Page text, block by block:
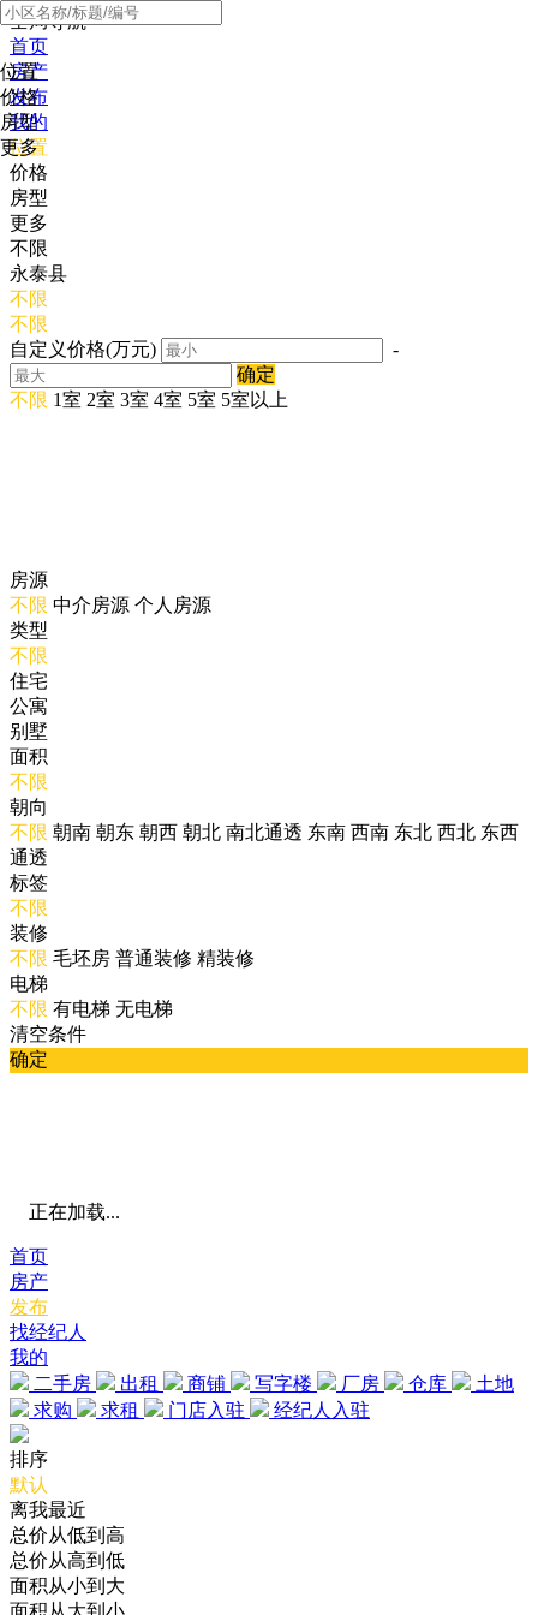
全局导航
首页
房产
发布
我的
位置
价格
房型
更多
位置
价格
房型
更多
不限
永泰县
不限
不限
自定义价格(万元)
-
确定
不限 1室 2室 3室 4室 5室 5室以上
房源
不限 中介房源 个人房源
类型
不限
住宅
公寓
别墅
面积
不限
朝向
不限 朝南 朝东 朝西 朝北 南北通透 东南 西南 东北 西北 东西
通透
标签
不限
装修
不限 毛坯房 普通装修 精装修
电梯
不限 有电梯 无电梯
清空条件
确定
正在加载...
首页
房产
发布
找经纪人
我的
二手房
出租 商铺 写字楼 厂房 仓库
土地
求购
求租 门店入驻 经纪人入驻
排序
默认
离我最近
总价从低到高
总价从高到低
面积从小到大
面积从大到小